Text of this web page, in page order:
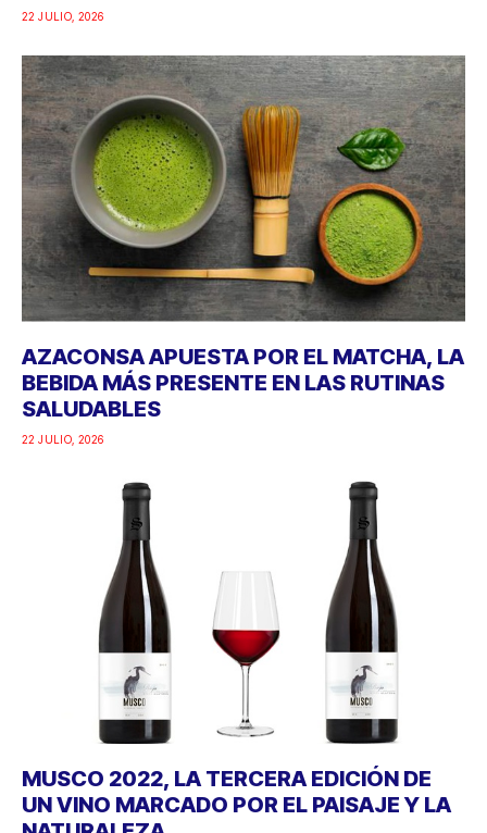
22 JULIO, 2026
AZACONSA APUESTA POR EL MATCHA, LA
BEBIDA MÁS PRESENTE EN LAS RUTINAS
SALUDABLES
22 JULIO, 2026
MUSCO 2022, LA TERCERA EDICIÓN DE
UN VINO MARCADO POR EL PAISAJE Y LA